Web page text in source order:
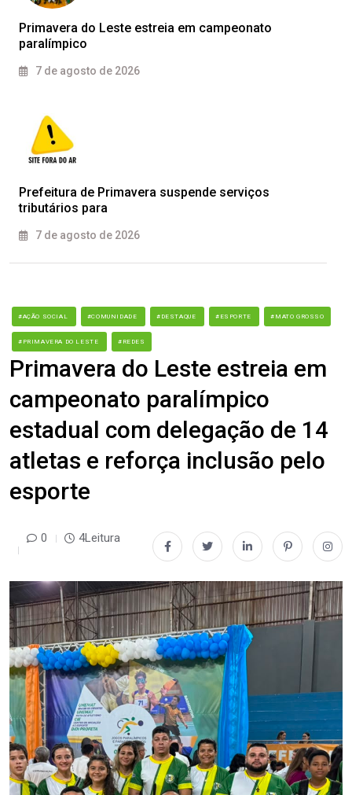
Primavera do Leste estreia em campeonato
paralímpico
7 de agosto de 2026
Prefeitura de Primavera suspende serviços
tributários para
7 de agosto de 2026
#AÇÃO SOCIAL #COMUNIDADE #DESTAQUE #ESPORTE #MATO GROSSO
#PRIMAVERA DO LESTE #REDES
Primavera do Leste estreia em
campeonato paralímpico
estadual com delegação de 14
atletas e reforça inclusão pelo
esporte
0 4Leitura